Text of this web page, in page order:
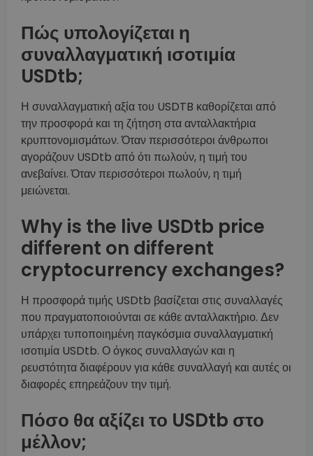
Πώς υπολογίζεται η
συναλλαγματική ισοτιμία
USDtb;
Η συναλλαγματική αξία του USDTB καθορίζεται από
την προσφορά και τη ζήτηση στα ανταλλακτήρια
κρυπτονομισμάτων. Όταν περισσότεροι άνθρωποι
αγοράζουν USDtb από ότι πωλούν, η τιμή του
ανεβαίνει. Όταν περισσότεροι πωλούν, η τιμή
μειώνεται.
Why is the live USDtb price
different on different
cryptocurrency exchanges?
Η προσφορά τιμής USDtb βασίζεται στις συναλλαγές
που πραγματοποιούνται σε κάθε ανταλλακτήριο. Δεν
υπάρχει τυποποιημένη παγκόσμια συναλλαγματική
ισοτιμία USDtb. Ο όγκος συναλλαγών και η
ρευστότητα διαφέρουν για κάθε συναλλαγή και αυτές οι
διαφορές επηρεάζουν την τιμή.
Πόσο θα αξίζει το USDtb στο
μέλλον;